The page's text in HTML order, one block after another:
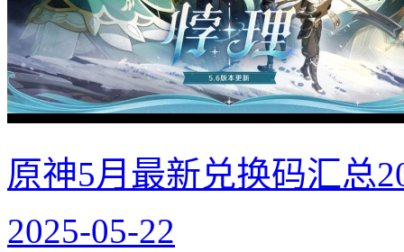
原神5月最新兑换码汇总
2025-05-22